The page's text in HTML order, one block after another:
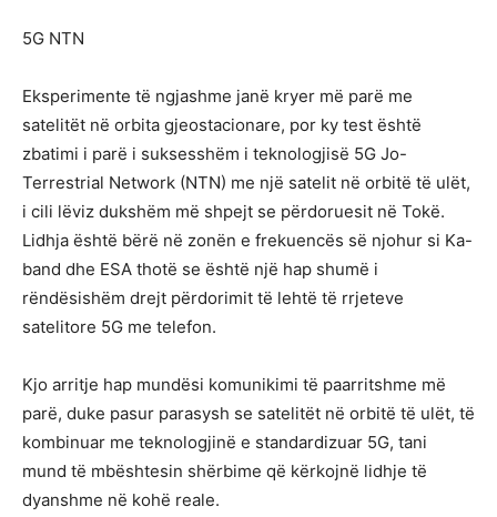
5G NTN
Eksperimente të ngjashme janë kryer më parë me
satelitët në orbita gjeostacionare, por ky test është
zbatimi i parë i suksesshëm i teknologjisë 5G Jo-
Terrestrial Network (NTN) me një satelit në orbitë të ulët,
i cili lëviz dukshëm më shpejt se përdoruesit në Tokë.
Lidhja është bërë në zonën e frekuencës së njohur si Ka-
band dhe ESA thotë se është një hap shumë i
rëndësishëm drejt përdorimit të lehtë të rrjeteve
satelitore 5G me telefon.
Kjo arritje hap mundësi komunikimi të paarritshme më
parë, duke pasur parasysh se satelitët në orbitë të ulët, të
kombinuar me teknologjinë e standardizuar 5G, tani
mund të mbështesin shërbime që kërkojnë lidhje të
dyanshme në kohë reale.